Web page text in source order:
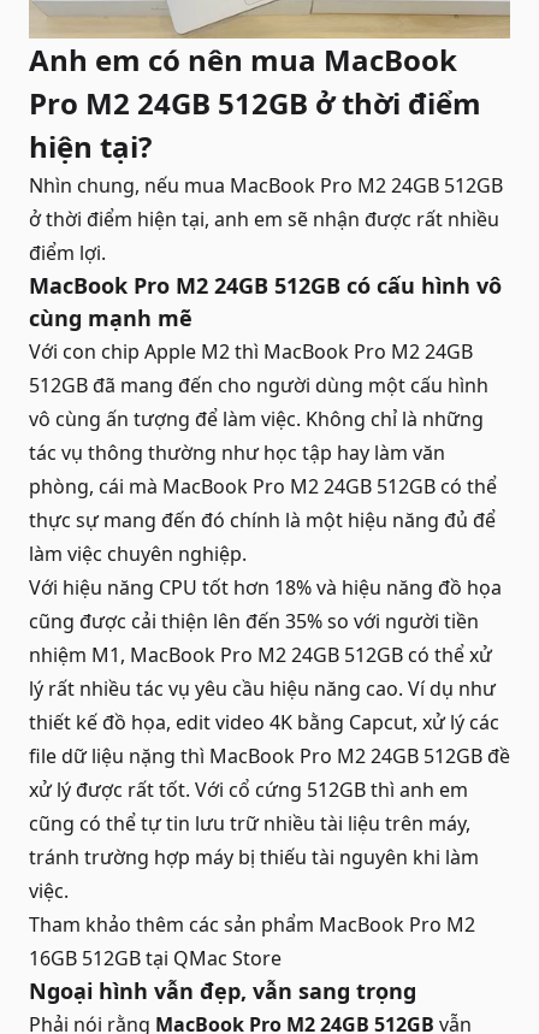
Anh em có nên mua MacBook
Pro M2 24GB 512GB ở thời điểm
hiện tại?
Nhìn chung, nếu mua MacBook Pro M2 24GB 512GB
ở thời điểm hiện tại, anh em sẽ nhận được rất nhiều
điểm lợi.
MacBook Pro M2 24GB 512GB có cấu hình vô
cùng mạnh mẽ
Với con chip Apple M2 thì MacBook Pro M2 24GB
512GB đã mang đến cho người dùng một cấu hình
vô cùng ấn tượng để làm việc. Không chỉ là những
tác vụ thông thường như học tập hay làm văn
phòng, cái mà MacBook Pro M2 24GB 512GB có thể
thực sự mang đến đó chính là một hiệu năng đủ để
làm việc chuyên nghiệp.
Với hiệu năng CPU tốt hơn 18% và hiệu năng đồ họa
cũng được cải thiện lên đến 35% so với người tiền
nhiệm M1, MacBook Pro M2 24GB 512GB có thể xử
lý rất nhiều tác vụ yêu cầu hiệu năng cao. Ví dụ như
thiết kế đồ họa, edit video 4K bằng Capcut, xử lý các
file dữ liệu nặng thì MacBook Pro M2 24GB 512GB đề
xử lý được rất tốt. Với cổ cứng 512GB thì anh em
cũng có thể tự tin lưu trữ nhiều tài liệu trên máy,
tránh trường hợp máy bị thiếu tài nguyên khi làm
việc.
Tham khảo thêm các sản phẩm MacBook Pro M2
16GB 512GBtại QMac Store
Ngoại hình vẫn đẹp, vẫn sang trọng
Phải nói rằng MacBook Pro M2 24GB 512GB vẫn